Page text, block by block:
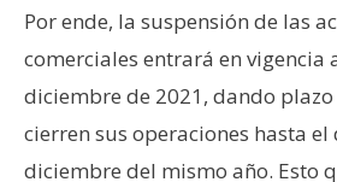
N
o
t
a
s
d
Por ende, la suspensión de las
comerciales entrará en vigencia
diciembre de 2021, dando
cierren sus operaciones hasta el
diciembre del mismo año. Esto